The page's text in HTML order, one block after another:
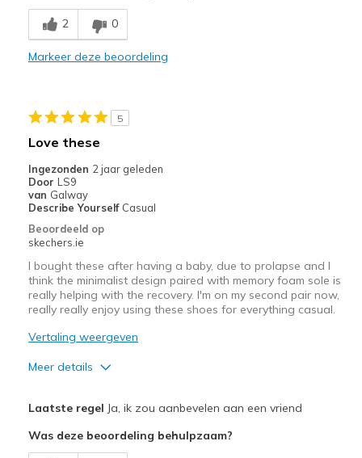
2 0
Markeer deze beoordeling
5
Love these
Ingezonden 2 jaar geleden
Door LS9
van Galway
Describe Yourself Casual
Beoordeeld op
skechers.ie
I bought these after having a baby, due to prolapse and I
think the minimalist design paired with memory foam sole is
really helping with the recovery. I'm on my second pair now,
really really enjoy using these shoes for everything casual.
Vertaling weergeven
Meer details
Breathe Well
Laatste regel Ja, ik zou aanbevelen aan een vriend
Was deze beoordeling behulpzaam?